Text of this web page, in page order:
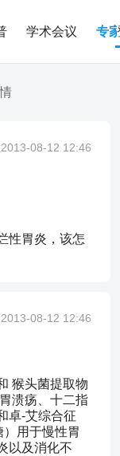
学术会议 专
2013-08-12 12:46
性胃炎，该怎
2013-08-12 12:46
猴头菌提取物
溃疡、十二指
卓-艾综合征
用于慢性胃
以及消化不